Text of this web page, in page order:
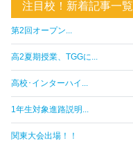
注目校！新着記事一覧
第2回オープン...
高2夏期授業、TGGに...
高校･インターハイ...
1年生対象進路説明...
関東大会出場！！